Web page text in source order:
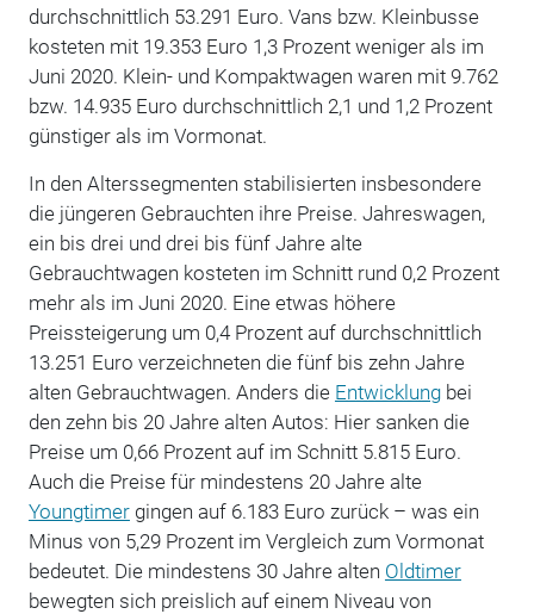
durchschnittlich 53.291 Euro. Vans bzw. Kleinbusse
kosteten mit 19.353 Euro 1,3 Prozent weniger als im
Juni 2020. Klein- und Kompaktwagen waren mit 9.762
bzw. 14.935 Euro durchschnittlich 2,1 und 1,2 Prozent
günstiger als im Vormonat.
In den Alterssegmenten stabilisierten insbesondere
die jüngeren Gebrauchten ihre Preise. Jahreswagen,
ein bis drei und drei bis fünf Jahre alte
Gebrauchtwagen kosteten im Schnitt rund 0,2 Prozent
mehr als im Juni 2020. Eine etwas höhere
Preissteigerung um 0,4 Prozent auf durchschnittlich
13.251 Euro verzeichneten die fünf bis zehn Jahre
alten Gebrauchtwagen. Anders die Entwicklungbei
den zehn bis 20 Jahre alten Autos: Hier sanken die
Preise um 0,66 Prozent auf im Schnitt 5.815 Euro.
Auch die Preise für mindestens 20 Jahre alte
Youngtimergingen auf 6.183 Euro zurück – was ein
Minus von 5,29 Prozent im Vergleich zum Vormonat
bedeutet. Die mindestens 30 Jahre alten Oldtimer
bewegten sich preislich auf einem Niveau von